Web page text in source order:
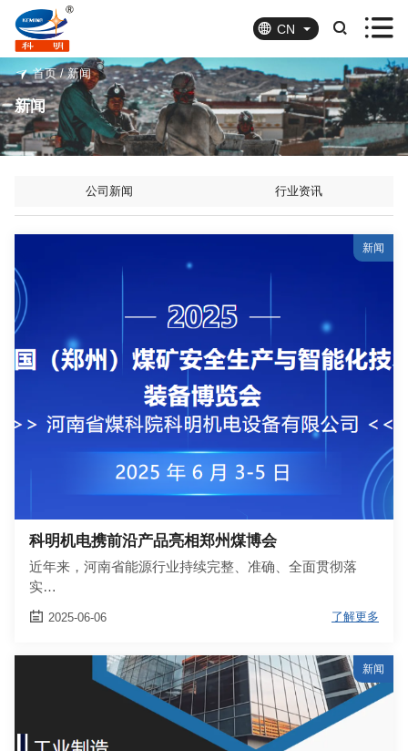
 CN   
首页/新闻
新闻
公司新闻 行业资讯
新闻
科明机电携前沿产品亮相郑州煤博会
近年来，河南省能源行业持续完整、准确、全面贯彻落
实…
 2025-06-06 了解更多
新闻